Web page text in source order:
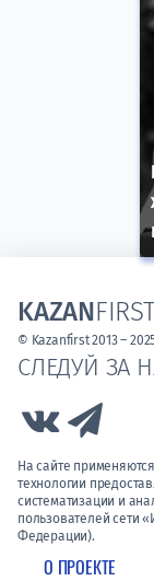
О ПРОЕКТЕ
СЛЕДУЙ ЗА
Link to Vk
На сайте
технологии
систематизации и
пользователей сети
Федерации).
KAZAN
© Kazanfirst 2013 –